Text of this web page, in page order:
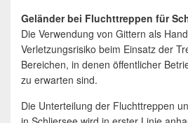
Geländer bei Fluchttreppen für
Die Verwendung von Gittern als
Verletzungsrisiko beim Einsatz der
Bereichen, in denen öffentlicher
zu erwarten sind.
Die Unterteilung der Fluchttreppen